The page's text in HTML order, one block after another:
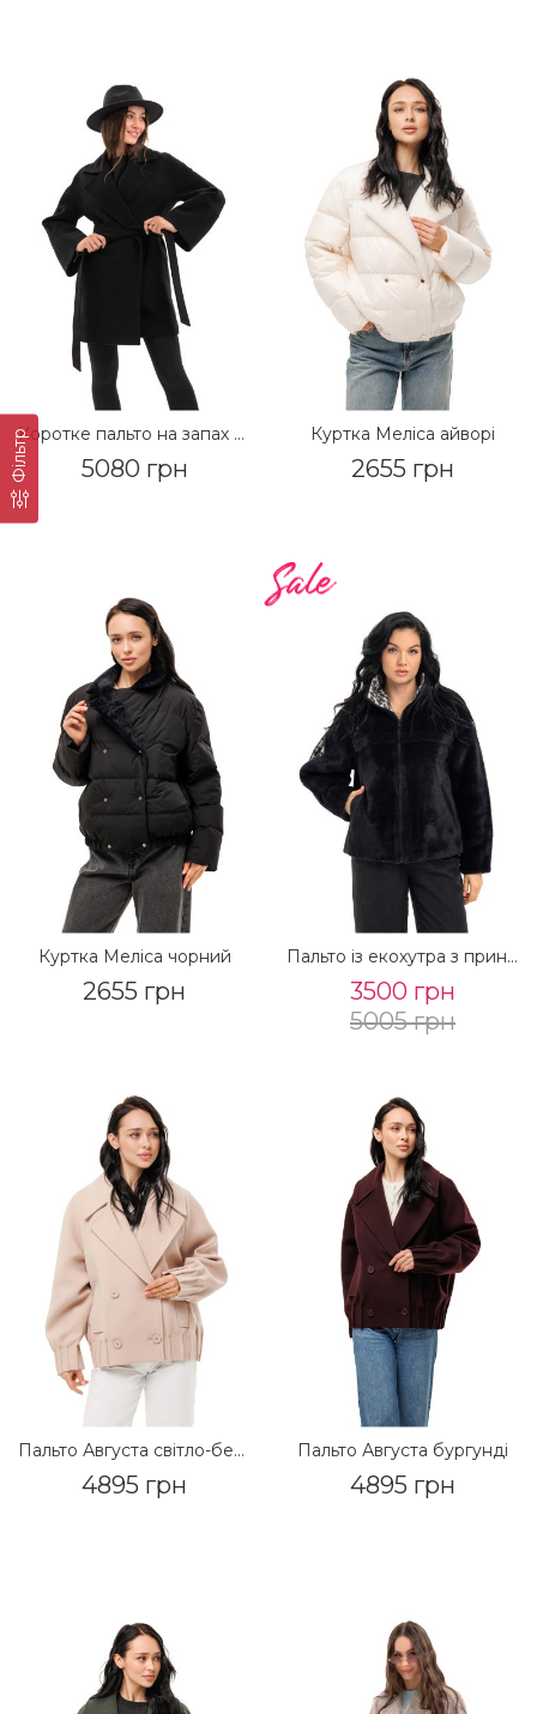
Фільтр Коротке пальто на запах «Ема» чорний
5080 грн
Куртка Меліса айворі
2655 грн
Куртка Меліса чорний
2655 грн
Пальто із екохутра з принтом «Анелі» чорний-леопард утеплене
3500 грн
5005 грн
Пальто Августа світло-бежевий
4895 грн
Пальто Августа бургунді
4895 грн